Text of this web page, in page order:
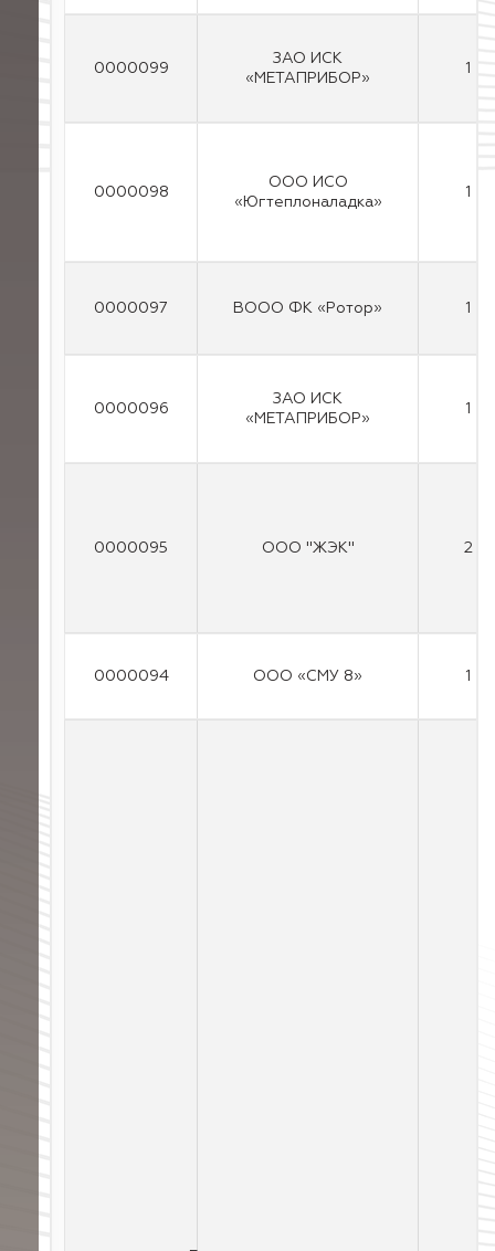
0000099
ЗAO ИCK
«METAПPИБOP»
1
0000098
ООО ИСО
«Югтеплоналадка»
1
0000097 ВООО ФК «Ротор» 1
0000096
ЗAO ИCK
«METAПPИБOP»
1
0000095 ООО "ЖЭК" 2
0000094 ООО «СМУ 8» 1